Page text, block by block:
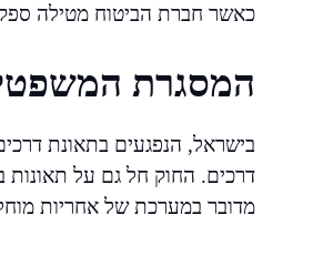
כאשר חברת הביטוח מטילה
המסגרת
בישראל, הנפגעים בתאונת
מדובר במערכת של אחריות